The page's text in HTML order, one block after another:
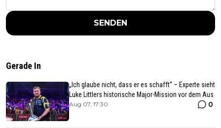
SENDEN
Gerade In
„Ich glaube nicht, dass er es schafft“ – Experte sieht
Luke Littlers historische Major-Mission vor dem Aus
Aug 07, 17:30 0